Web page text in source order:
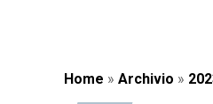
Home » Archivio »